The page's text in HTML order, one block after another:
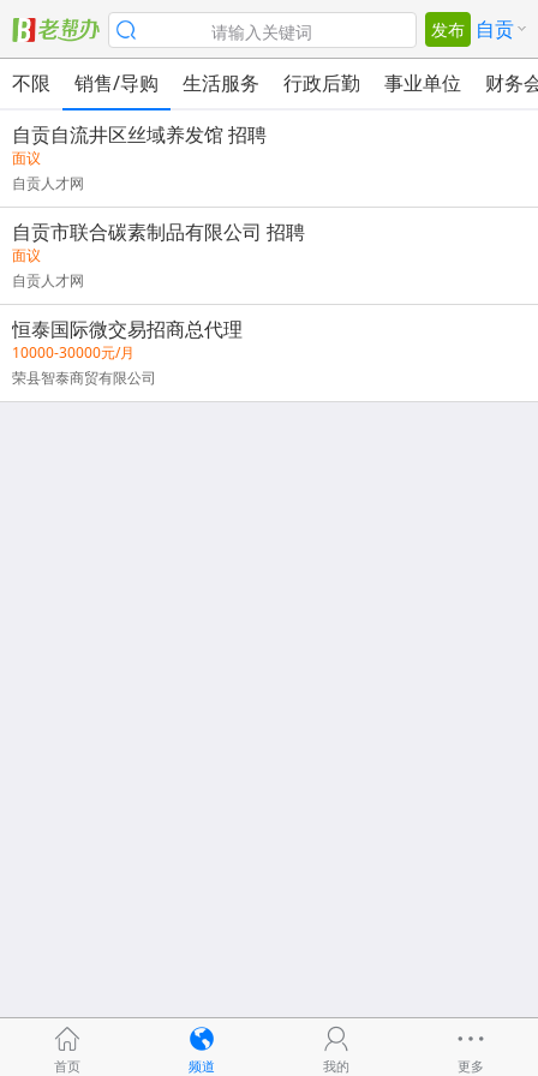
请输入关键词 发布 自贡
不限 销售/导购 生活服务 行政后勤 事业单位
财务
校园
教育法律 公关/客服
自贡自流井区丝域养发馆 招聘
面议
自贡人才网
自贡市联合碳素制品有限公司 招聘
面议
自贡人才网
恒泰国际微交易招商总代理
10000-30000元/月
荣县智泰商贸有限公司
首页 频道 我的 更多